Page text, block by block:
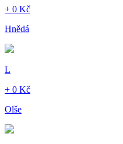
+ 0 Kč
Hnědá
L
+ 0 Kč
Olše